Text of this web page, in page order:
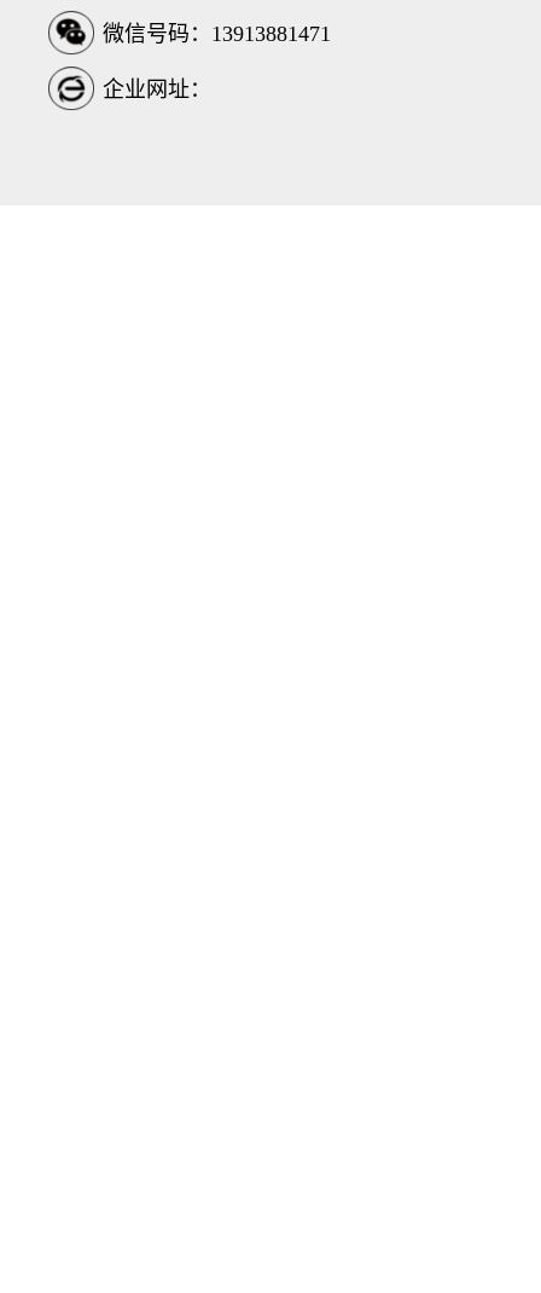
微信号码：13913881471
企业网址：